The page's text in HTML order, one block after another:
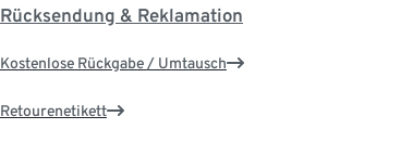
Rücksendung & Reklamation
Kostenlose Rückgabe / Umtausch
Retourenetikett